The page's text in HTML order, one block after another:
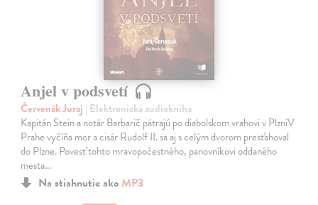
Anjel v podsvetí
Červenák Juraj | Elektronická audiokniha
Kapitán Stein a notár Barbarič pátrajú po diabolskom vrahovi v PlzniV
Prahe vyčíňa mor a cisár Rudolf II. sa aj s celým dvorom presťahoval
do Plzne. Povesť tohto mravopočestného, panovníkovi oddaného
mesta…
Na stiahnutie ako MP3